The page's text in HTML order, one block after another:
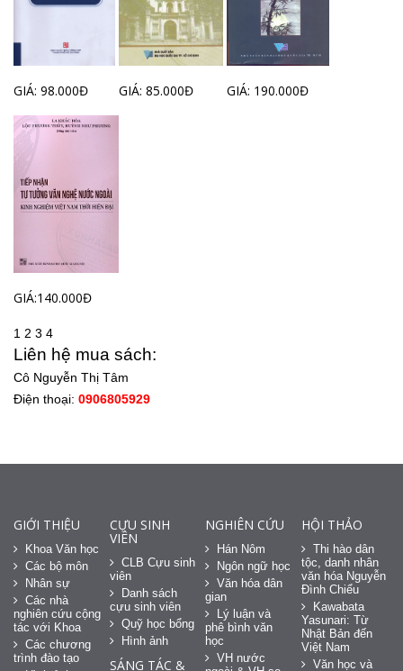
GIÁ: 98.000Đ GIÁ: 85.000Đ GIÁ: 190.000Đ
GIÁ:140.000Đ
1 2 3 4
Liên hệ mua sách:
Cô Nguyễn Thị Tâm
Điện thoại: 0906805929
GIỚI THIỆU
Khoa Văn học
Các bộ môn
Nhân sự
Các nhà
nghiên cứu cộng
tác với Khoa
Các chương
trình đào tạo
CỰU SINH
VIÊN
CLB Cựu sinh
viên
Danh sách
cựu sinh viên
Quỹ học bổng
Hình ảnh
SÁNG TÁC &
NGHIÊN CỨU
Hán Nôm
Ngôn ngữ học
Văn hóa dân
gian
Lý luận và
phê bình văn
học
VH nước
HỘI THẢO
Thi hào dân
tộc, danh nhân
văn hóa Nguyễn
Đình Chiểu
Kawabata
Yasunari: Từ
Nhật Bản đến
Việt Nam
Văn học và